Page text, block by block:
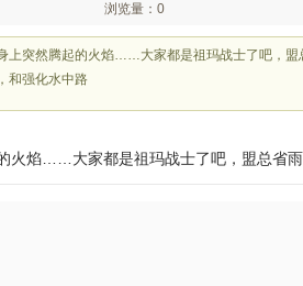
浏览量：0
上突然腾起的火焰……大家都是祖玛战士了吧，盟
和强化水中路
火焰……大家都是祖玛战士了吧，盟总省雨